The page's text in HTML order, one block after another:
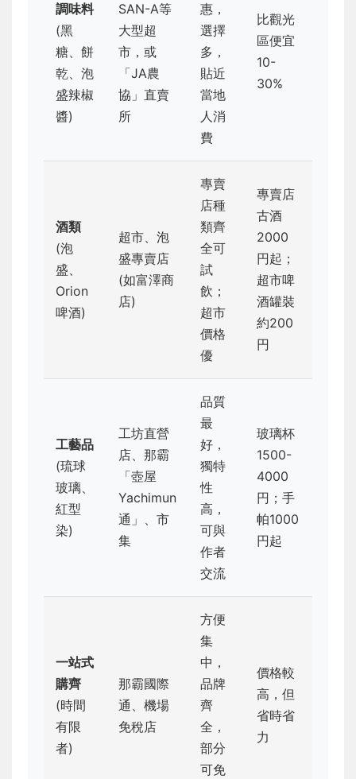
調味料
(黑
糖、餅
乾、泡
盛辣椒
醬)
SAN-A等
大型超
市，或
「JA農
協」直賣
所
惠，
選擇
多，
貼近
當地
人消
費
比觀光
區便宜
10-
30%
酒類
(泡
盛、
Orion
啤酒)
超市、泡
盛專賣店
(如富澤商
店)
專賣
店種
類齊
全可
試
飲；
超市
價格
優
專賣店
古酒
2000
円起；
超市啤
酒罐裝
約200
円
工藝品
(琉球
玻璃、
紅型
染)
工坊直營
店、那霸
「壺屋
Yachimun
通」、市
集
品質
最
好，
獨特
性
高，
可與
作者
交流
玻璃杯
1500-
4000
円；手
帕1000
円起
一站式
購齊
(時間
有限
者)
那霸國際
通、機場
免稅店
方便
集
中，
品牌
齊
全，
部分
可免
價格較
高，但
省時省
力